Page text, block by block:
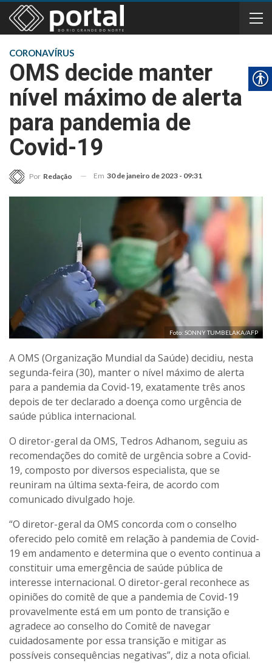
CORONAVÍRUS
OMS decide manter
nível máximo de alerta
para pandemia de
Covid-19
Por Redação Em 30 de janeiro de 2023 - 09:31
Foto: SONNY TUMBELAKA/AFP
A OMS (Organização Mundial da Saúde) decidiu, nesta
segunda-feira (30), manter o nível máximo de alerta
para a pandemia da Covid-19, exatamente três anos
depois de ter declarado a doença como urgência de
saúde pública internacional.
O diretor-geral da OMS, Tedros Adhanom, seguiu as
recomendações do comitê de urgência sobre a Covid-
19, composto por diversos especialista, que se
reuniram na última sexta-feira, de acordo com
comunicado divulgado hoje.
“O diretor-geral da OMS concorda com o conselho
oferecido pelo comitê em relação à pandemia de Covid-
19 em andamento e determina que o evento continua a
constituir uma emergência de saúde pública de
interesse internacional. O diretor-geral reconhece as
opiniões do comitê de que a pandemia de Covid-19
provavelmente está em um ponto de transição e
agradece ao conselho do Comitê de navegar
cuidadosamente por essa transição e mitigar as
possíveis consequências negativas”, diz a nota oficial.